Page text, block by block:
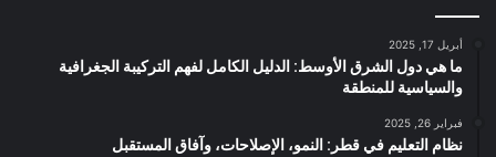
أبريل 17, 2025
ما هي دول الشرق الأوسط: الدليل الكامل لفهم التركيبة الجغرافية
والسياسية للمنطقة
فبراير 26, 2025
نظام التعليم في قطر: النمو، الإصلاحات، وآفاق المستقبل